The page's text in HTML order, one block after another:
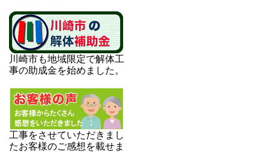
川崎市も地域限定で解体工
事の助成金を始めました。
工事をさせていただきまし
たお客様のご感想を載せま